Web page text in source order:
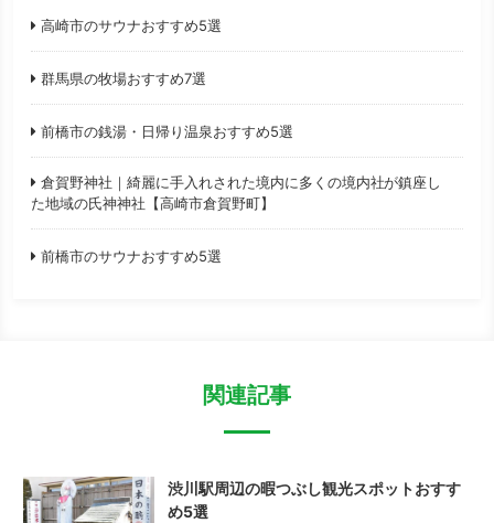
高崎市のサウナおすすめ5選
群馬県の牧場おすすめ7選
前橋市の銭湯・日帰り温泉おすすめ5選
倉賀野神社｜綺麗に手入れされた境内に多くの境内社が鎮座し
た地域の氏神神社【高崎市倉賀野町】
前橋市のサウナおすすめ5選
関連記事
渋川駅周辺の暇つぶし観光スポットおすす
め5選